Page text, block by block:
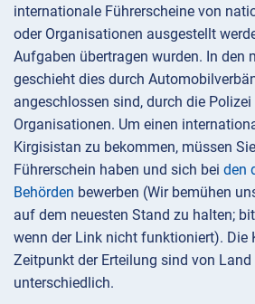
internationale Führerscheine von
oder Organisationen ausgestellt
Aufgaben übertragen wurden. In den
geschieht dies durch
angeschlossen sind, durch die Polizei
Organisationen. Um einen
Kirgisistan zu bekommen, müssen
Führerschein haben und sich bei den
Behörden bewerben (Wir bemühen
auf dem neuesten Stand zu halten;
wenn der Link nicht funktioniert). Die
Zeitpunkt der Erteilung sind von Land
unterschiedlich.